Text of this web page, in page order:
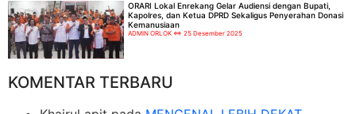
ORARI Lokal Enrekang Gelar Audiensi dengan Bupati,
Kapolres, dan Ketua DPRD Sekaligus Penyerahan Donasi
Kemanusiaan
ADMIN ORLOK 25 Desember 2025
KOMENTAR TERBARU